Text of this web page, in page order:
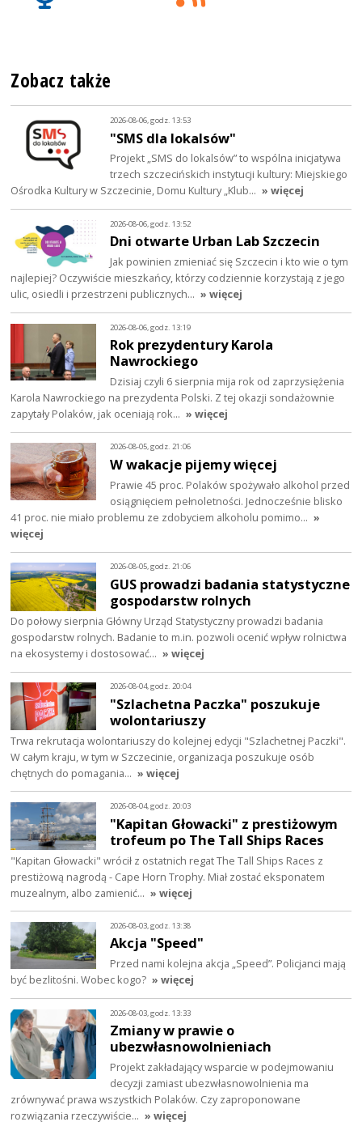
Zobacz także
2026-08-06, godz. 13:53
"SMS dla lokalsów"
Projekt „SMS do lokalsów” to wspólna inicjatywa
trzech szczecińskich instytucji kultury: Miejskiego
Ośrodka Kultury w Szczecinie, Domu Kultury „Klub… » więcej
2026-08-06, godz. 13:52
Dni otwarte Urban Lab Szczecin
Jak powinien zmieniać się Szczecin i kto wie o tym
najlepiej? Oczywiście mieszkańcy, którzy codziennie korzystają z jego
ulic, osiedli i przestrzeni publicznych… » więcej
2026-08-06, godz. 13:19
Rok prezydentury Karola
Nawrockiego
Dzisiaj czyli 6 sierpnia mija rok od zaprzysiężenia
Karola Nawrockiego na prezydenta Polski. Z tej okazji sondażownie
zapytały Polaków, jak oceniają rok… » więcej
2026-08-05, godz. 21:06
W wakacje pijemy więcej
Prawie 45 proc. Polaków spożywało alkohol przed
osiągnięciem pełnoletności. Jednocześnie blisko
41 proc. nie miało problemu ze zdobyciem alkoholu pomimo… »
więcej
2026-08-05, godz. 21:06
GUS prowadzi badania statystyczne
gospodarstw rolnych
Do połowy sierpnia Główny Urząd Statystyczny prowadzi badania
gospodarstw rolnych. Badanie to m.in. pozwoli ocenić wpływ rolnictwa
na ekosystemy i dostosować… » więcej
2026-08-04, godz. 20:04
"Szlachetna Paczka" poszukuje
wolontariuszy
Trwa rekrutacja wolontariuszy do kolejnej edycji "Szlachetnej Paczki".
W całym kraju, w tym w Szczecinie, organizacja poszukuje osób
chętnych do pomagania… » więcej
2026-08-04, godz. 20:03
"Kapitan Głowacki" z prestiżowym
trofeum po The Tall Ships Races
"Kapitan Głowacki" wrócił z ostatnich regat The Tall Ships Races z
prestiżową nagrodą - Cape Horn Trophy. Miał zostać eksponatem
muzealnym, albo zamienić… » więcej
2026-08-03, godz. 13:38
Akcja "Speed"
Przed nami kolejna akcja „Speed”. Policjanci mają
być bezlitośni. Wobec kogo? » więcej
2026-08-03, godz. 13:33
Zmiany w prawie o
ubezwłasnowolnieniach
Projekt zakładający wsparcie w podejmowaniu
decyzji zamiast ubezwłasnowolnienia ma
zrównywać prawa wszystkich Polaków. Czy zaproponowane
rozwiązania rzeczywiście… » więcej